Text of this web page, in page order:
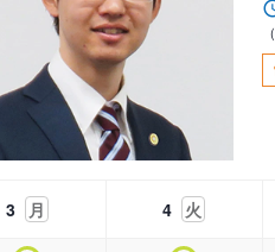
3 月 4 火